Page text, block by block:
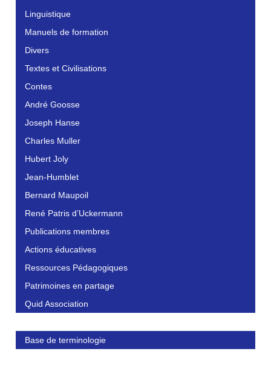
Linguistique
Manuels de formation
Divers
Textes et Civilisations
Contes
André Goosse
Joseph Hanse
Charles Muller
Hubert Joly
Jean-Humblet
Bernard Maupoil
René Patris d’Uckermann
Publications membres
Actions éducatives
Ressources Pédagogiques
Patrimoines en partage
Quid Association
Base de terminologie